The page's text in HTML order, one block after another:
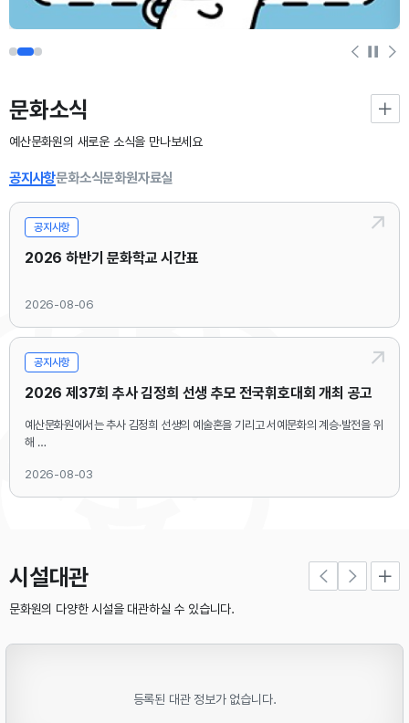
문화소식
예산문화원의 새로운 소식을 만나보세요
공지사항문화소식문화원자료실
공지사항
2026 하반기 문화학교 시간표
2026-08-06
공지사항
2026 제37회 추사 김정희 선생 추모 전국휘호대회 개최 공고
예산문화원에서는 추사 김정희 선생의 예술혼을 기리고 서예문화의 계승·발전을 위
해
전국 서예인 여러분의 많은 관심과 참여 바랍니다.
2026-08-03
시설대관
문화원의 다양한 시설을 대관하실 수 있습니다.
등록된 대관 정보가 없습니다.